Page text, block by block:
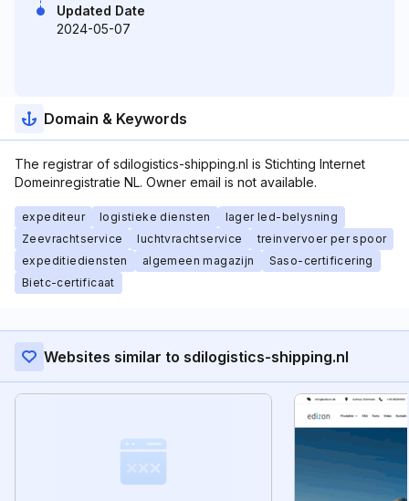
Updated Date
2024-05-07
Domain & Keywords
The registrar of sdilogistics-shipping.nl is Stichting Internet
Domeinregistratie NL. Owner email is not available.
expediteur logistieke diensten
lager led-belysning
Zeevrachtservice
luchtvrachtservice
treinvervoer per spoor
expeditiediensten
algemeen magazijn
Saso-certificering
Bietc-certificaat
Websites similar to sdilogistics-shipping.nl